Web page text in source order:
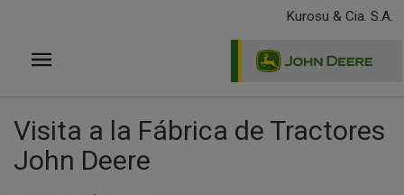
principal
Kurosu & Cia. S.A.
Visita a la Fábrica de Tractores
John Deere